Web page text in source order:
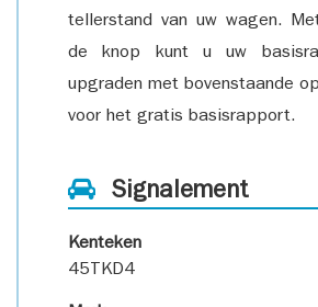
tellerstand van uw wagen.
de knop kunt u uw
upgraden met bovenstaande
voor het gratis basisrapport.
Signalement
Kenteken
45TKD4